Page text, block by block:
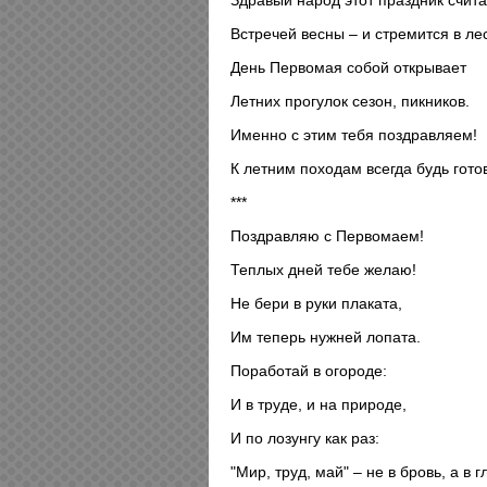
Встречей весны – и стремится в
День Первомая собой открывает
Летних прогулок сезон, пикников.
Именно с этим тебя поздравляем!
К летним походам всегда будь
***
Поздравляю с Первомаем!
Теплых дней тебе желаю!
Не бери в руки плаката,
Им теперь нужней лопата.
Поработай в огороде:
И в труде, и на природе,
И по лозунгу как раз:
"Мир, труд, май" – не в бровь, а в